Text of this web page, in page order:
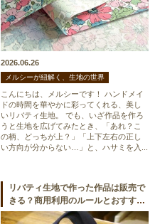
2026.06.26
メルシーが紐解く、生地の世界
こんにちは、メルシーです！ ハンドメイ
ドの時間を華やかに彩ってくれる、美し
いリバティ生地。 でも、いざ作品を作ろ
うと生地を広げてみたとき、「あれ？こ
の柄、どっちが上？」「上下左右の正し
い方向が分からない…」と、ハサミを入...
リバティ生地で作った作品は販売で
きる？商用利用のルールとおすすめ
活用術